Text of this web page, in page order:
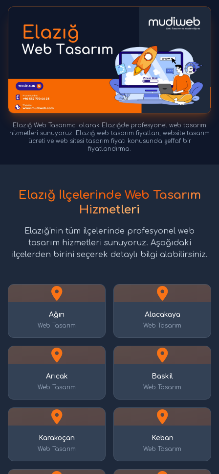
Elazığ Web Tasarımcı olarak Elazığ'de profesyonel web tasarım
hizmetleri sunuyoruz. Elazığ web tasarım fiyatları, website tasarım
ücreti ve web sitesi tasarım fiyatı konusunda şeffaf bir
fiyatlandırma.
Elazığ İlçelerinde Web Tasarım
Hizmetleri
Elazığ'nin tüm ilçelerinde profesyonel web
tasarım hizmetleri sunuyoruz. Aşağıdaki
ilçelerden birini seçerek detaylı bilgi alabilirsiniz.
Ağın
Web Tasarım
Alacakaya
Web Tasarım
Arıcak
Web Tasarım
Baskil
Web Tasarım
Karakoçan
Web Tasarım
Keban
Web Tasarım